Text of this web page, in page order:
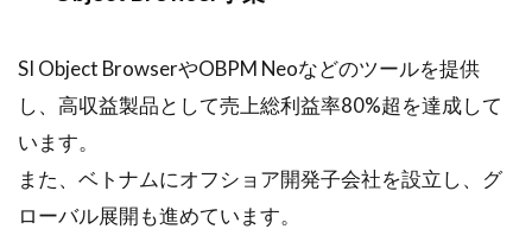
SI Object BrowserやOBPM Neoなどのツールを提供
し、高収益製品として売上総利益率80%超を達成して
います。
また、ベトナムにオフショア開発子会社を設立し、グ
ローバル展開も進めています。